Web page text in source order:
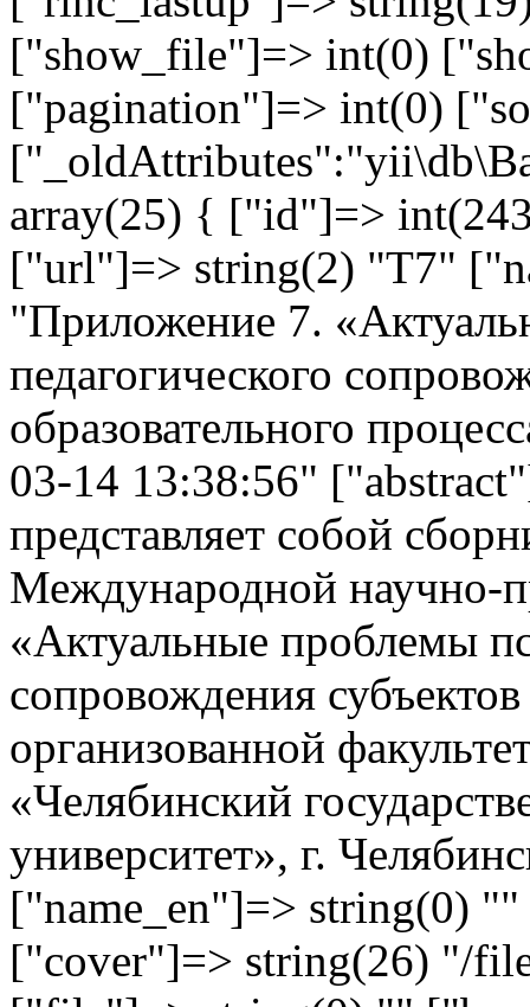
["show_file"]=> int(0)
["pagination"]=> int(0)
array(25) { ["id"]=>
["url"]=> string(2) "T7"
"Приложение 7.
педагогического
образовательного
03-14 13:38:56"
представляет собой
Международной научно-
«Актуальные проблемы
сопровождения
организованной
«Челябинский
университет», г.
["name_en"]=> string(0)
["cover"]=> string(26) "/